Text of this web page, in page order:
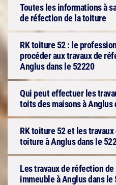
Toutes les informations à
de réfection de la toiture
RK toiture 52 : le
procéder aux travaux de
Anglus dans le 52220
Qui peut effectuer les
toits des maisons à Anglus
RK toiture 52 et les
toiture à Anglus dans le
Les travaux de réfection
immeuble à Anglus dans le